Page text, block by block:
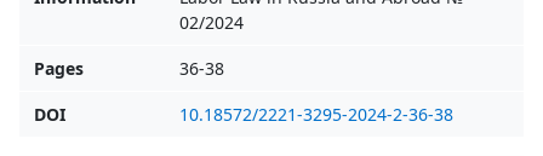
02/2024
Pages
36-38
DOI
10.18572/2221-3295-2024-2-36-38